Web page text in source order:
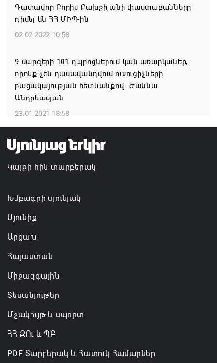
ՀՐԱՎԻՐՈՒՄ ԵՆՔ ՄԻԱՍԻՆ ՆՇԵԼՈՒ ՏԱՇՏՈՒՆ
ԲՆԱԿԱՎԱՅՐԻ ՕՐԸ
07.08.2026 16:21
Կապան համայնքի ղեկավար Գևորգ Փարսյանի
նախաձեռնությամբ ճանապարհաշինական
մեծածավալ աշխատանքներ՝ գյուղական
բնակավայրերում
07.08.2026 16:09
Ռուսաստանի բանակը «Իսկանդերով» հարվածել է
ուկրաինական գնացքին
07.08.2026 14:32
Դատավոր Բորիս Բախշիյանի փաստաբանները
դիմել են ՀՀ ՄԻՊ-ին
02.02.2022 10:58
9 մարզերի 101 դպրոցներում կան առարկաներ,
որոնք չեն դասավանդվում ուսուցիչների
բացակայության հետևանքով. Ժաննա
Անդրեասյան
23.01.2021 18:58
Կայքի հին տարբերակ
Խմբագրի սյունյակ
Սյունիք
Արցախ
Հայաստան
Միջազգային
Տեսանյութեր
Մշակույթ և սպորտ
ՀՀ ԶՈւ և ՊԲ
PDF Տարբերակ և Հատուկ Համարներ